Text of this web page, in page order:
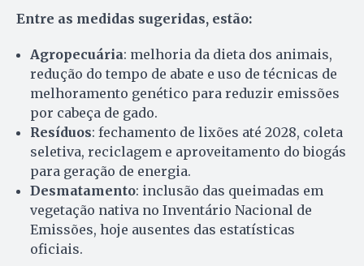
Entre as medidas sugeridas, estão:
Agropecuária: melhoria da dieta dos animais,
redução do tempo de abate e uso de técnicas de
melhoramento genético para reduzir emissões
por cabeça de gado.
Resíduos: fechamento de lixões até 2028, coleta
seletiva, reciclagem e aproveitamento do biogás
para geração de energia.
Desmatamento: inclusão das queimadas em
vegetação nativa no Inventário Nacional de
Emissões, hoje ausentes das estatísticas
oficiais.